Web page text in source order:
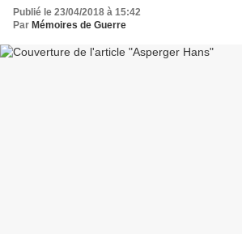
Publié le 23/04/2018 à 15:42
Par Mémoires de Guerre